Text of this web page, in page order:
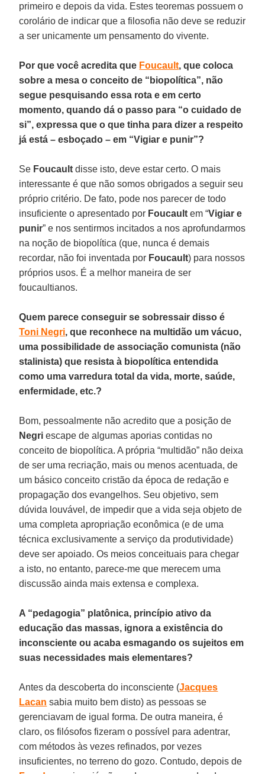
primeiro e depois da vida. Estes teoremas possuem o
corolário de indicar que a filosofia não deve se reduzir
a ser unicamente um pensamento do vivente.
Por que você acredita que Foucault, que coloca
sobre a mesa o conceito de “biopolítica”, não
segue pesquisando essa rota e em certo
momento, quando dá o passo para “o cuidado de
si”, expressa que o que tinha para dizer a respeito
já está – esboçado – em “Vigiar e punir”?
Se Foucaultdisse isto, deve estar certo. O mais
interessante é que não somos obrigados a seguir seu
próprio critério. De fato, pode nos parecer de todo
insuficiente o apresentado por Foucaultem “Vigiar e
punir” e nos sentirmos incitados a nos aprofundarmos
na noção de biopolítica (que, nunca é demais
recordar, não foi inventada por Foucault) para nossos
próprios usos. É a melhor maneira de ser
foucaultianos.
Quem parece conseguir se sobressair disso é
Toni Negri, que reconhece na multidão um vácuo,
uma possibilidade de associação comunista (não
stalinista) que resista à biopolítica entendida
como uma varredura total da vida, morte, saúde,
enfermidade, etc.?
Bom, pessoalmente não acredito que a posição de
Negriescape de algumas aporias contidas no
conceito de biopolítica. A própria “multidão” não deixa
de ser uma recriação, mais ou menos acentuada, de
um básico conceito cristão da época de redação e
propagação dos evangelhos. Seu objetivo, sem
dúvida louvável, de impedir que a vida seja objeto de
uma completa apropriação econômica (e de uma
técnica exclusivamente a serviço da produtividade)
deve ser apoiado. Os meios conceituais para chegar
a isto, no entanto, parece-me que merecem uma
discussão ainda mais extensa e complexa.
A “pedagogia” platônica, princípio ativo da
educação das massas, ignora a existência do
inconsciente ou acaba esmagando os sujeitos em
suas necessidades mais elementares?
Antes da descoberta do inconsciente (Jacques
Lacan sabia muito bem disto) as pessoas se
gerenciavam de igual forma. De outra maneira, é
claro, os filósofos fizeram o possível para adentrar,
com métodos às vezes refinados, por vezes
insuficientes, no terreno do gozo. Contudo, depois de